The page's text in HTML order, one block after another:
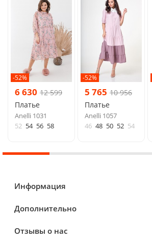
-52%
6 630 12 599
Платье
Anelli 1031
52 54 56 58
-52%
5 765 10 956
Платье
Anelli 1057
46 48 50 52 54
Информация
Дополнительно
Отзывы о нас